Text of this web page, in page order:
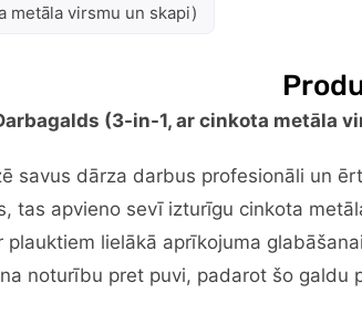
metāla virsmu un skapi)
(3-in-1, ar cinkota metāla
savus dārza darbus profesionāli un
tas apvieno sevī izturīgu cinkota
plauktiem lielākā aprīkojuma
noturību pret puvi, padarot šo galdu